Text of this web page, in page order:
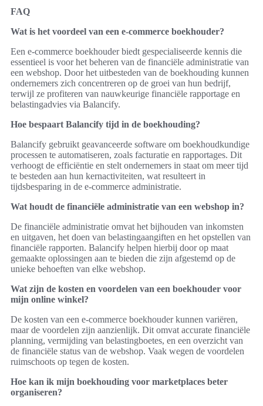
FAQ
Wat is het voordeel van een e-commerce boekhouder?
Een e-commerce boekhouder biedt gespecialiseerde kennis die
essentieel is voor het beheren van de financiële administratie van
een webshop. Door het uitbesteden van de boekhouding kunnen
ondernemers zich concentreren op de groei van hun bedrijf,
terwijl ze profiteren van nauwkeurige financiële rapportage en
belastingadvies via Balancify.
Hoe bespaart Balancify tijd in de boekhouding?
Balancify gebruikt geavanceerde software om boekhoudkundige
processen te automatiseren, zoals facturatie en rapportages. Dit
verhoogt de efficiëntie en stelt ondernemers in staat om meer tijd
te besteden aan hun kernactiviteiten, wat resulteert in
tijdsbesparing in de e-commerce administratie.
Wat houdt de financiële administratie van een webshop in?
De financiële administratie omvat het bijhouden van inkomsten
en uitgaven, het doen van belastingaangiften en het opstellen van
financiële rapporten. Balancify helpen hierbij door op maat
gemaakte oplossingen aan te bieden die zijn afgestemd op de
unieke behoeften van elke webshop.
Wat zijn de kosten en voordelen van een boekhouder voor
mijn online winkel?
De kosten van een e-commerce boekhouder kunnen variëren,
maar de voordelen zijn aanzienlijk. Dit omvat accurate financiële
planning, vermijding van belastingboetes, en een overzicht van
de financiële status van de webshop. Vaak wegen de voordelen
ruimschoots op tegen de kosten.
Hoe kan ik mijn boekhouding voor marketplaces beter
organiseren?